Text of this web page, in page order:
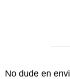
No dude en